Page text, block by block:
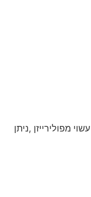
מפולירייזן ,ניתן